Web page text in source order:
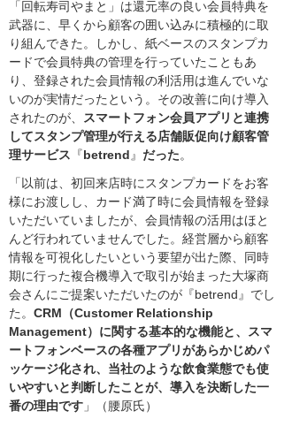
「回転寿司やまと」は還元率の良い会員特典を
武器に、早くから顧客の囲い込みに積極的に取
り組んできた。しかし、紙ベースのスタンプカ
ードで会員特典の管理を行っていたこともあ
り、登録された会員情報の利活用は進んでいな
いのが実情だったという。その改善に向け導入
されたのが、
スマートフォン会員アプリと連携
してスタンプ管理が行える店舗販促向け顧客管
理サービス 『betrend 』 だった。
「以前は、初回来店時にスタンプカードをお客
様にお渡しし、カード満了時に会員情報を登録
いただいていましたが、会員情報の活用はほと
んど行われていませんでした。経営層から顧客
情報を可視化したいという要望が出た際、同時
期に行った複合機導入で取引が始まった大塚商
会さんにご提案いただいたのが『betrend』でし
た。 CRM（Customer Relationship
Management）に関する基本的な機能と、スマ
ートフォンベースの各種アプリがあらかじめパ
ッケージ化され、当社のような飲食業態でも使
いやすいと判断したことが、導入を決断した一
番の理由です 」（腰原氏）